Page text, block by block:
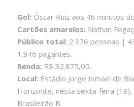
Gol: Óscar Ruiz aos 46 minutos
Cartões amarelos: Nathan
Público total: 2.376 pessoas |
1.946 pagantes.
Renda: R$ 32.875,00.
Local: Estádio Jorge Ismael de
Horizonte, nesta sexta-feira (19),
Brasileirão B.